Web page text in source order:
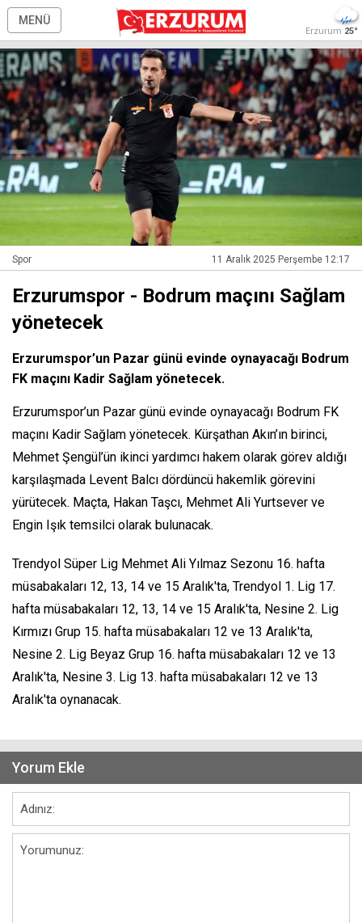
MENÜ
Erzurum 25°
Spor 11 Aralık 2025 Perşembe 12:17
Erzurumspor - Bodrum maçını Sağlam
yönetecek
Erzurumspor’un Pazar günü evinde oynayacağı Bodrum
FK maçını Kadir Sağlam yönetecek.
Erzurumspor’un Pazar günü evinde oynayacağı Bodrum FK
maçını Kadir Sağlam yönetecek. Kürşathan Akın’ın birinci,
Mehmet Şengül’ün ikinci yardımcı hakem olarak görev aldığı
karşılaşmada Levent Balcı dördüncü hakemlik görevini
yürütecek. Maçta, Hakan Taşcı, Mehmet Ali Yurtsever ve
Engin Işık temsilci olarak bulunacak.
Trendyol Süper Lig Mehmet Ali Yılmaz Sezonu 16. hafta
müsabakaları 12, 13, 14 ve 15 Aralık'ta, Trendyol 1. Lig 17.
hafta müsabakaları 12, 13, 14 ve 15 Aralık'ta, Nesine 2. Lig
Kırmızı Grup 15. hafta müsabakaları 12 ve 13 Aralık'ta,
Nesine 2. Lig Beyaz Grup 16. hafta müsabakaları 12 ve 13
Aralık'ta, Nesine 3. Lig 13. hafta müsabakaları 12 ve 13
Aralık'ta oynanacak.
Yorum Ekle